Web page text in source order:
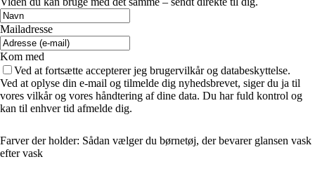
Mailadresse
Kom med
Ved at fortsætte accepterer jeg brugervilkår og databeskyttelse.
Ved at oplyse din e-mail og tilmelde dig nyhedsbrevet, siger du ja til
vores vilkår og vores håndtering af dine data. Du har fuld kontrol og
kan til enhver tid afmelde dig.
Farver der holder: Sådan vælger du børnetøj, der bevarer glansen vask
efter vask